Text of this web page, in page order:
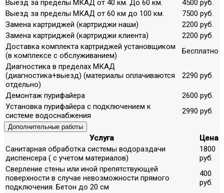
Выезд за пределы МКАД от 40 км. До 60 км.
4500 руб.
Выезд за пределы МКАД от 60 км до 100 км.
7500 руб.
Замена картриджей (картриджи наши)
2200 руб.
Замена картриджей (картриджи клиента)
2200 руб.
Доставка комплекта картриджей установщиком
(в комплексе с обслуживанием)
Бесплатно
Диагностика в пределах МКАД
(диагностика+выезд) (материалы оплачиваются
отдельно)
2290 руб.
Демонтаж пурифайера
2600 руб.
Установка пурифайера с подключением к
системе водоснабжения
2990 руб.
Дополнительные работы
Услуга
Цена
Санитарная обработка системы водораздачи
диспенсера ( с учетом материалов)
1800
руб.
Сверление стены или иной препятствующей
поверхности в случае невозможности прямого
подключения. Бетон до 20 см
400
руб.